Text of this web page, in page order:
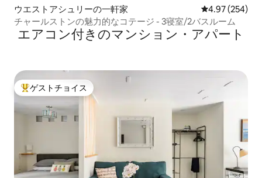
ウエストアシュリーの一軒家 レビュー254
4.97 (254)
チャールストンの魅力的なコテージ - 3寝室/2バスルーム
エアコン付きのマンション・アパート
大好評のゲストチョイスです。
ゲストチョイス